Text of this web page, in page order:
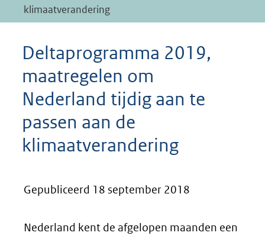
klimaatverandering
Deltaprogramma 2019,
maatregelen om
Nederland tijdig aan te
passen aan de
klimaatverandering
Gepubliceerd 18 september 2018
Nederland kent de afgelopen maanden een